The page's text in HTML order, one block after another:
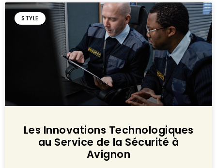
STYLE
Les Innovations Technologiques
au Service de la Sécurité à
Avignon